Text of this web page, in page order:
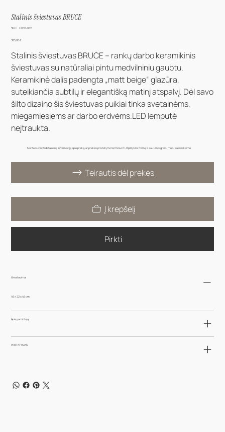
Stalinis šviestuvas BRUCE
SKU:
SKU
042
LIG24-042
Kaina
385,00 €
Stalinis šviestuvas BRUCE – rankų darbo keramikinis
šviestuvas su natūraliai pintu medvilniniu gaubtu.
Keramikinė dalis padengta „matt beige“ glazūra,
suteikiančia subtilų ir elegantišką matinį atspalvį. Dėl savo
šilto dizaino šis šviestuvas puikiai tinka svetainėms,
miegamiesiems ar darbo erdvėms.LED lemputė
neįtraukta.
Norite sužinoti detalesnę informaciją apie prekę, ar prekės pristatymo terminus? Užpildykite formą ir su Jumis greitu metu susisieksime.
Teirautis dėl prekės
Į krepšelį
Pirkti
Išmatavimai
46 x 22 x 46 cm
Apie gamintoją
PRISTATYMAS